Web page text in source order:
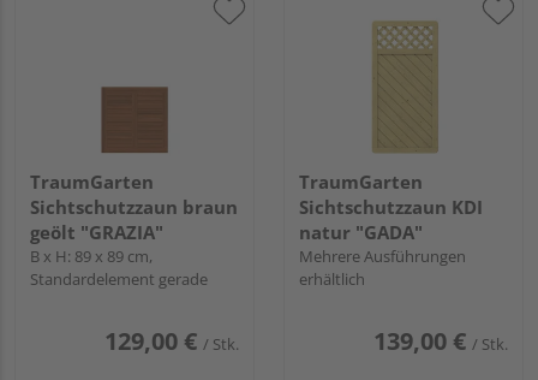
TraumGarten
Sichtschutzzaun braun
geölt "GRAZIA"
B x H: 89 x 89 cm,
Standardelement gerade
129,00 € / Stk.
TraumGarten
Sichtschutzzaun KDI
natur "GADA"
Mehrere Ausführungen
erhältlich
139,00 € / Stk.